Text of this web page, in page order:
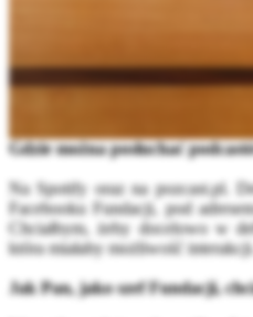
Gdzie można posłuchać
Na Spotify oraz na pozcast.pl.
Facebooku Fundacji, pod
Chciałbym, żeby docelowo w
która miałaby możliwość interakcji.
Jak Pan, jako szef Fundacji,